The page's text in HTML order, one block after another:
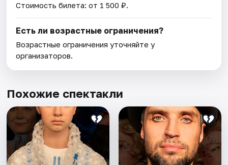
Стоимость билета: от 1 500 ₽.
Есть ли возрастные ограничения?
Возрастные ограничения уточняйте у
организаторов.
Похожие спектакли